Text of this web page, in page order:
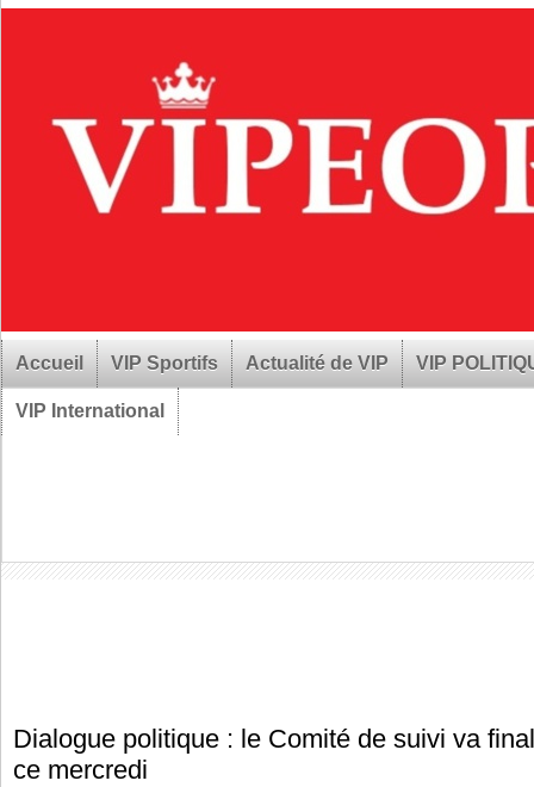
Accueil VIP Sportifs Actualité de VIP VIP
VIP International
Dialogue politique : le Comité de suivi va
ce mercredi